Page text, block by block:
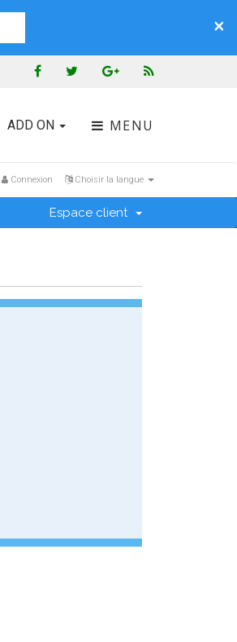
×
MENU
ADD ON
Choisir la langue
Connexion
Espace client